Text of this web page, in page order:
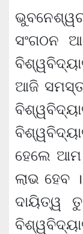
ସଂଗଠନ
ଆଜି
ହେଲେ ଆମ
ଲାଭ ହେବ
ଦାୟିତ୍ୱ